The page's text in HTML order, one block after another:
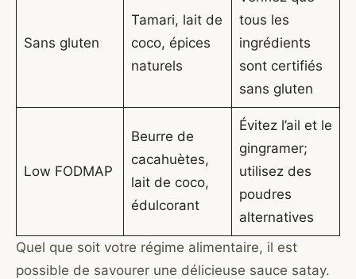
Sans gluten
Tamari, lait de
coco, épices
naturels
tous les
ingrédients
sont certifiés
sans gluten
Low FODMAP
Beurre de
cacahuètes,
lait de coco,
édulcorant
Évitez l’ail et le
gingramer;
utilisez des
poudres
alternatives
Quel que soit votre régime alimentaire, il est
possible de savourer une délicieuse sauce satay.